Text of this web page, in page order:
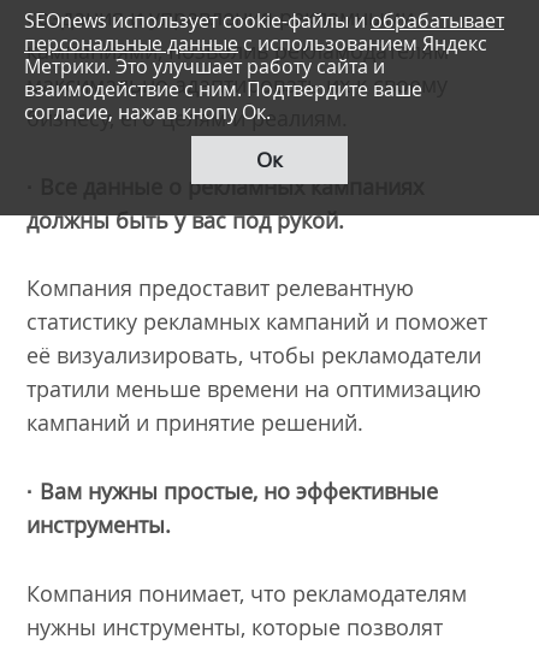
создания и управления рекламными
кампаниями, позволив рекламодателям
максимально адаптировать их к своему
бизнесу, его целям и реалиям.
· Все данные о рекламных кампаниях
должны быть у вас под рукой.
Компания предоставит релевантную
статистику рекламных кампаний и поможет
её визуализировать, чтобы рекламодатели
тратили меньше времени на оптимизацию
кампаний и принятие решений.
· Вам нужны простые, но эффективные
инструменты.
Компания понимает, что рекламодателям
нужны инструменты, которые позволят
SEOnews использует cookie-файлы и обрабатывает
персональные данные с использованием Яндекс
Метрики. Это улучшает работу сайта и
взаимодействие с ним. Подтвердите ваше
согласие, нажав кнопу Ок.
Ок